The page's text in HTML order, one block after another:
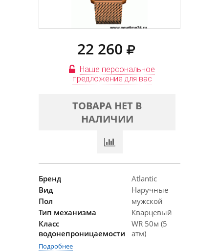
22 260
Наше персональное
предложение для вас
ТОВАРА НЕТ В
НАЛИЧИИ
Бренд
Atlantic
Вид
Наручные
Пол
мужской
Тип механизма
Кварцевый
Класс
водонепроницаемости
WR 50м (5
атм)
Подробнее